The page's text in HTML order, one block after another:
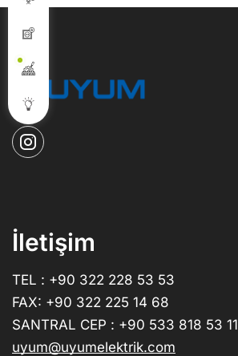
İletişim
TEL : +90 322 228 53 53
FAX: +90 322 225 14 68
SANTRAL CEP : +90 533 818 53 11
uyum@uyumelektrik.com